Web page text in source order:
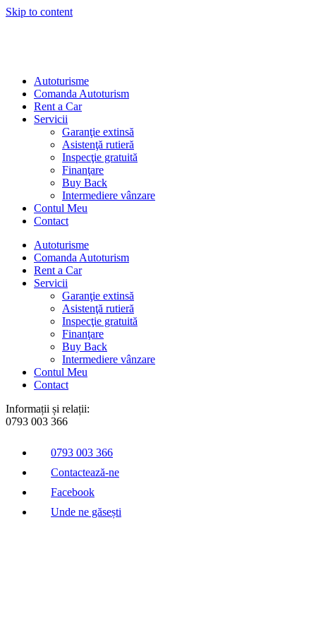
Skip to content
Autoturisme
Comanda Autoturism
Rent a Car
Servicii
Garanţie extinsă
Asistenţă rutieră
Inspecţie gratuită
Finanţare
Buy Back
Intermediere vânzare
Contul Meu
Contact
Autoturisme
Comanda Autoturism
Rent a Car
Servicii
Garanţie extinsă
Asistenţă rutieră
Inspecţie gratuită
Finanţare
Buy Back
Intermediere vânzare
Contul Meu
Contact
Informații și relații:
0793 003 366
0793 003 366
Contactează-ne
Facebook
Unde ne găsești